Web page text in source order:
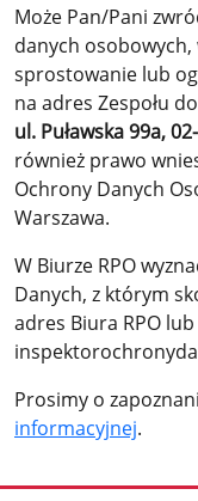
Może Pan/Pani
danych
sprostowanie lub
na adres Zespołu
ul. Puławska 99a,
również prawo
Ochrony Danych
Warszawa.
W Biurze RPO
Danych, z którym
adres Biura RPO
Prosimy o
informacyjnej.